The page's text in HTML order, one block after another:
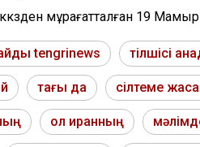
мұрағатталған 19 Мамыр
tengrinews тілшісі
тағы да сілтеме
ол иранның